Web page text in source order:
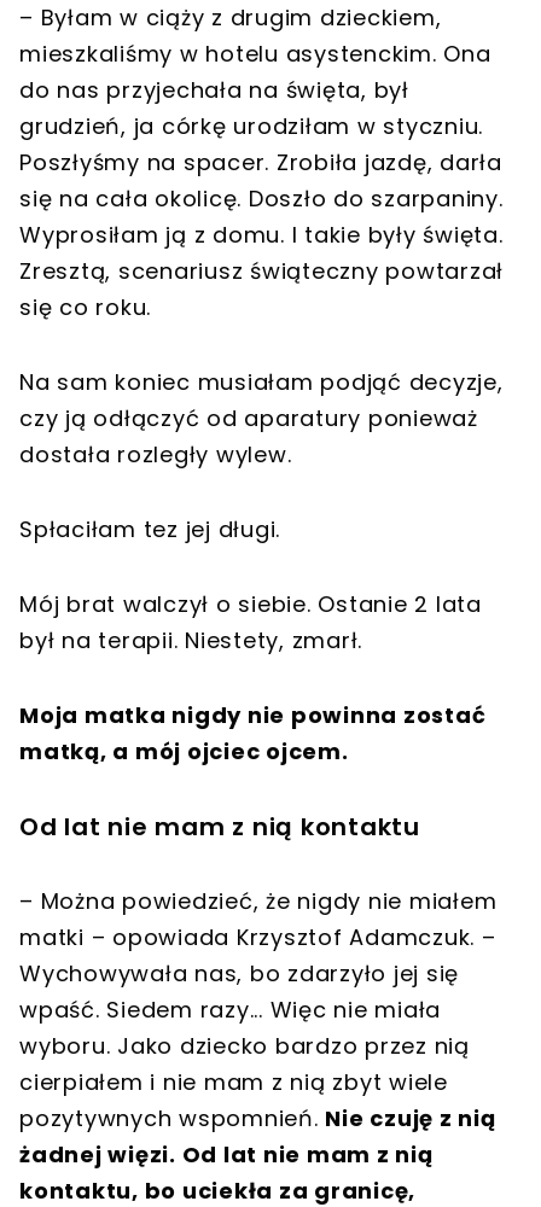
– Byłam w ciąży z drugim dzieckiem,
mieszkaliśmy w hotelu asystenckim. Ona
do nas przyjechała na święta, był
grudzień, ja córkę urodziłam w styczniu.
Poszłyśmy na spacer. Zrobiła jazdę, darła
się na cała okolicę. Doszło do szarpaniny.
Wyprosiłam ją z domu. I takie były święta.
Zresztą, scenariusz świąteczny powtarzał
się co roku.
Na sam koniec musiałam podjąć decyzje,
czy ją odłączyć od aparatury ponieważ
dostała rozległy wylew.
Spłaciłam tez jej długi.
Mój brat walczył o siebie. Ostanie 2 lata
był na terapii. Niestety, zmarł.
Moja matka nigdy nie powinna zostać
matką, a mój ojciec ojcem.
Od lat nie mam z nią kontaktu
– Można powiedzieć, że nigdy nie miałem
matki – opowiada Krzysztof Adamczuk. –
Wychowywała nas, bo zdarzyło jej się
wpaść. Siedem razy... Więc nie miała
wyboru. Jako dziecko bardzo przez nią
cierpiałem i nie mam z nią zbyt wiele
pozytywnych wspomnień. Nie czuję z nią
żadnej więzi. Od lat nie mam z nią
kontaktu, bo uciekła za granicę,